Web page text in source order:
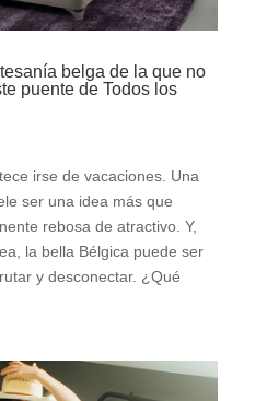
belga de la que no
puente de Todos los
irse de vacaciones. Una
ser una idea más que
rebosa de atractivo. Y,
la bella Bélgica puede ser
y desconectar. ¿Qué